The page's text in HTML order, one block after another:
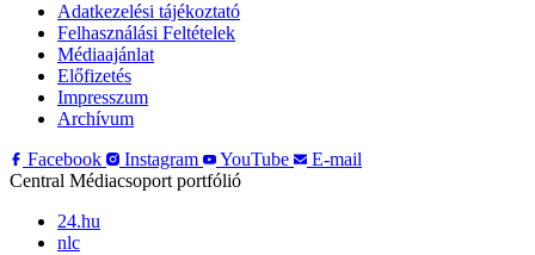
Adatkezelési tájékoztató
Felhasználási Feltételek
Médiaajánlat
Előfizetés
Impresszum
Archívum
Facebook
Instagram YouTube
E-mail
Central Médiacsoport portfólió
24.hu
nlc